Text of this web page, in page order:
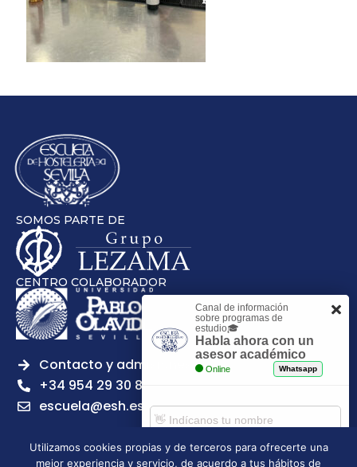
SOMOS PARTE DE
CENTRO COLABORADOR
Contacto y admisiones
+34 954 29 30 81
escuela@esh.es
Utilizamos cookies propias y de terceros para ofrecerte una
mejor experiencia y servicio, de acuerdo a tus hábitos de
Canal de información
sobre programas de
estudio🎓
Habla ahora con un
asesor académico
Online Whatsapp